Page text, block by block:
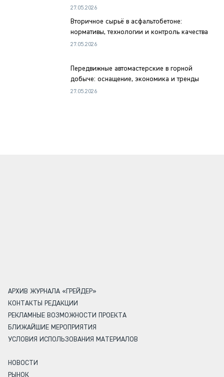
27.05.2026
Вторичное сырьё в асфальтобетоне:
нормативы, технологии и контроль качества
27.05.2026
Передвижные автомастерские в горной
добыче: оснащение, экономика и тренды
27.05.2026
АРХИВ ЖУРНАЛА «ГРЕЙДЕР»
КОНТАКТЫ РЕДАКЦИИ
РЕКЛАМНЫЕ ВОЗМОЖНОСТИ ПРОЕКТА
БЛИЖАЙШИЕ МЕРОПРИЯТИЯ
УСЛОВИЯ ИСПОЛЬЗОВАНИЯ МАТЕРИАЛОВ
НОВОСТИ
РЫНОК